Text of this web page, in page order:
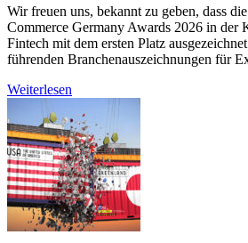
Wir freuen uns, bekannt zu geben, dass
Commerce Germany Awards 2026 in der
Fintech mit dem ersten Platz
führenden Branchenauszeichnungen für
Weiterlesen